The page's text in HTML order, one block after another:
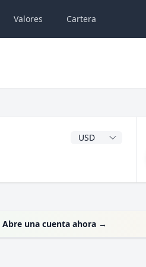
Valores Cartera
Divisa del dividendo
Abre una cuenta ahora →